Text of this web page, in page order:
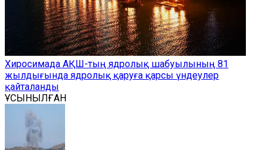
Хиросимада АҚШ-тың ядролық шабуылының 81
жылдығында ядролық қаруға қарсы үндеулер
қайталанды
ҰСЫНЫЛҒАН